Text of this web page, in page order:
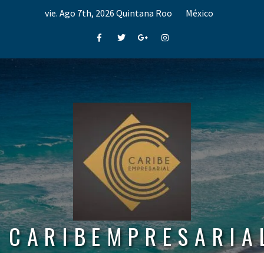
vie. Ago 7th, 2026 Quintana Roo México
FacebookTwitterGoogle+Instagram